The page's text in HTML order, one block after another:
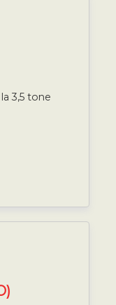
3,5 tone